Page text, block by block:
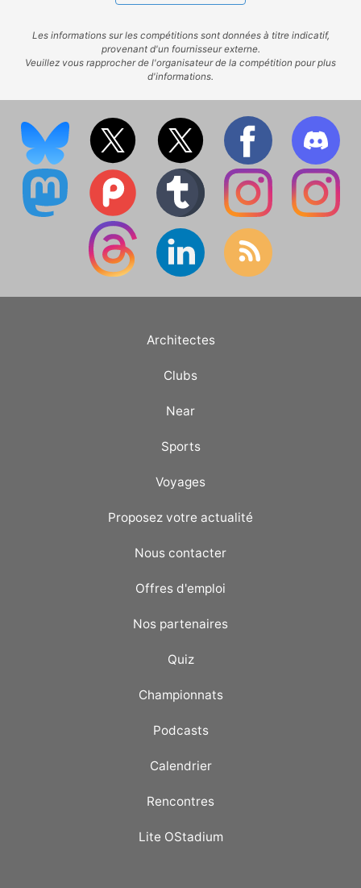
Les informations sur les compétitions sont données à titre indicatif,
provenant d'un fournisseur externe.
Veuillez vous rapprocher de l'organisateur de la compétition pour plus
d'informations.
Architectes
Clubs
Near
Sports
Voyages
Proposez votre actualité
Nous contacter
Offres d'emploi
Nos partenaires
Quiz
Championnats
Podcasts
Calendrier
Rencontres
Lite OStadium